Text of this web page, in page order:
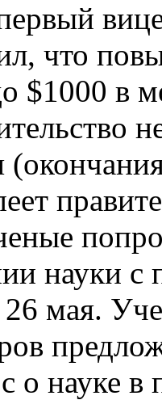
что
в
науки с
26 мая.
о науке в